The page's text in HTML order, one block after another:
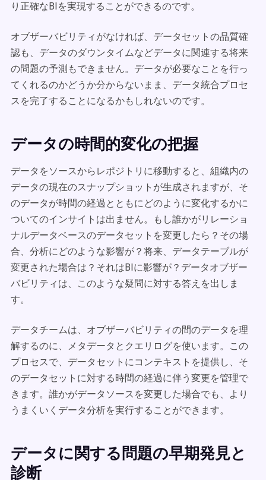
り正確なBIを実現することができるのです。
オブザーバビリティがなければ、データセットの品質確
認も、データのダウンタイムなどデータに関連する将来
の問題の予測もできません。データが必要なことを行っ
てくれるのかどうか分からないまま、データ統合プロセ
スを完了することになるかもしれないのです。
データの時間的変化の把握
データをソースからレポジトリに移動すると、組織内の
データの現在のスナップショットが生成されますが、そ
のデータが時間の経過とともにどのように変化するかに
ついてのインサイトは出ません。もし誰かがリレーショ
ナルデータベースのデータセットを変更したら？その場
合、分析にどのような影響が？将来、データテーブルが
変更された場合は？それはBIに影響が？データオブザー
バビリティは、このような疑問に対する答えを出しま
す。
データチームは、オブザーバビリティの間のデータを理
解するのに、メタデータとクエリログを使います。この
プロセスで、データセットにコンテキストを提供し、そ
のデータセットに対する時間の経過に伴う変更を管理で
きます。誰かがデータソースを変更した場合でも、より
うまくいくデータ分析を実行することができます。
データに関する問題の早期発見と
診断